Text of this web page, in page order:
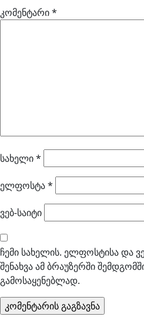
კომენტარი*
სახელი*
ელფოსტა*
ვებ-საიტი
ჩემი სახელის. ელფოსტისა და
შენახვა ამ ბრაუზერში
გამოსაყენებლად.